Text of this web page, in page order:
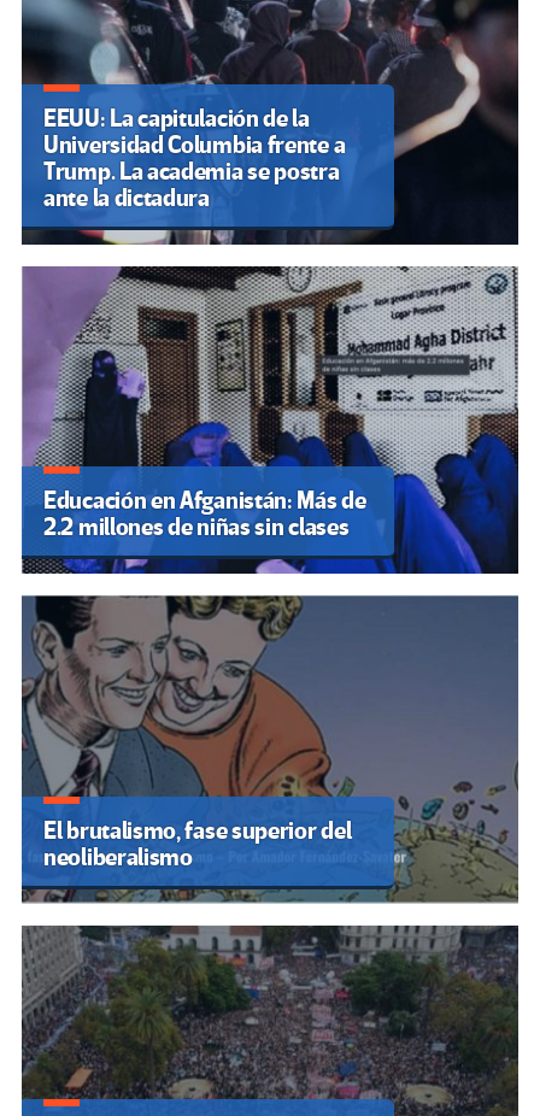
EEUU: La capitulación de la
Universidad Columbia frente a
Trump. La academia se postra
ante la dictadura
Educación en Afganistán: Más de
2.2 millones de niñas sin clases
El brutalismo, fase superior del
neoliberalismo